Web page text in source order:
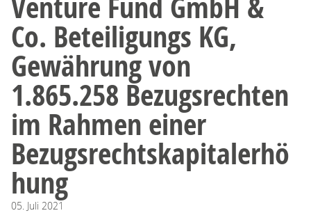
Co. Beteiligungs KG,
Gewährung von
1.865.258 Bezugsrechten
im Rahmen einer
Bezugsrechtskapitalerhö
hung
05. Juli 2021